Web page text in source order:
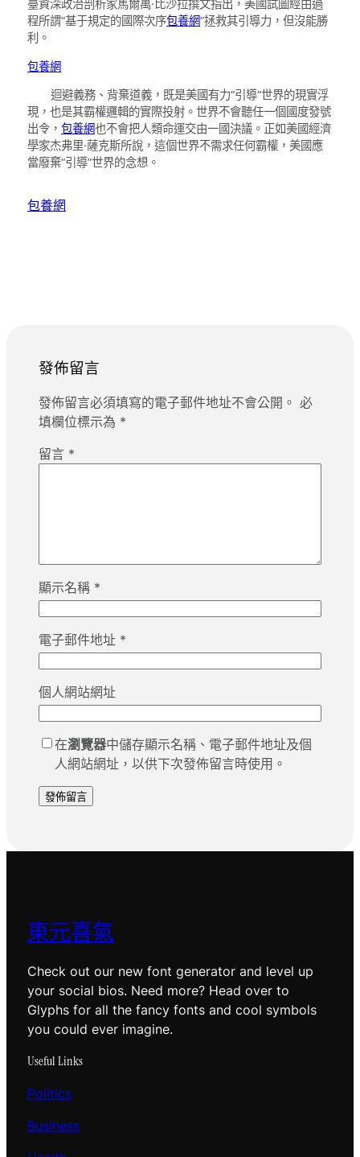
臺資深政治剖析家馬爾萬·比沙拉撰文指出，美國試圖經由過
程所謂“基于規定的國際次序包養網”拯救其引導力，但沒能勝
利。
包養網
迴避義務、背棄道義，既是美國有力“引導”世界的現實浮
現，也是其霸權邏輯的實際投射。世界不會聽任一個國度發號
出令， 包養網也不會把人類命運交由一國決議。正如美國經濟
學家杰弗里·薩克斯所說，這個世界不需求任何霸權，美國應
當廢棄“引導”世界的念想。
包養網
發佈留言
發佈留言必須填寫的電子郵件地址不會公開。 必
填欄位標示為 *
留言 *
顯示名稱 *
電子郵件地址 *
個人網站網址
在瀏覽器中儲存顯示名稱、電子郵件地址及個
人網站網址，以供下次發佈留言時使用。
東元喜氣
Check out our new font generator and level up
your social bios. Need more? Head over to
Glyphs for all the fancy fonts and cool symbols
you could ever imagine.
Useful Links
Politics
Business